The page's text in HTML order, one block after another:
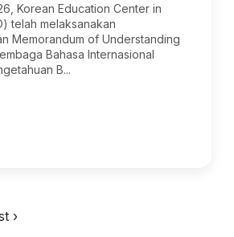
Korean Education Center in
telah melaksanakan
Memorandum of Understanding
Bahasa Internasional
B...
›